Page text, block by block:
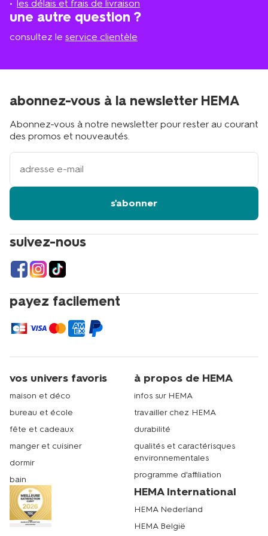
les délais et frais de livraison
une autre question ?
consultez le service clientèle
suivez-nous
payez facilement
abonnez-vous à la newsletter HEMA
Abonnez-vous à notre newsletter pour rester au courant
des promos et nouveautés.
votre
adresse
s'abonner
vos univers favoris
maison et déco
bureau et école
fête et cadeaux
manger et cuisiner
dormir
bain
à propos de HEMA
infos sur HEMA
travailler chez HEMA
durabilité
qualités et caractérisques
environnementales
programme d'affiliation
HEMA International
HEMA Nederland
HEMA België